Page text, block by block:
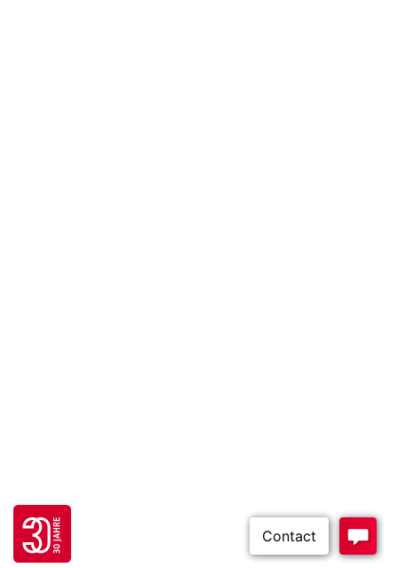
Go to 30 years FH JOANNEUM page